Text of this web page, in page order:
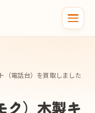
（電話台）を買取しました
ク）木製キ